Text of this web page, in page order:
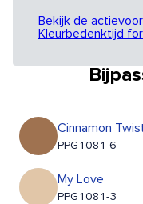
Bekijk de
Kleurbedenktijd
Cinnamon
PPG1081-6
My Love
PPG1081-3